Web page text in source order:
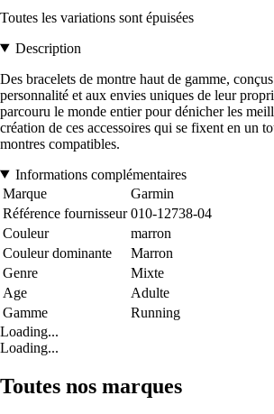
Toutes les variations sont épuisées
Description
Des bracelets de montre haut de gamme,
personnalité et aux envies uniques de leur
parcouru le monde entier pour dénicher les
création de ces accessoires qui se fixent en un
montres compatibles.
Informations complémentaires
Marque
Garmin
Référence fournisseur 010-12738-04
Couleur
marron
Couleur dominante
Marron
Genre
Mixte
Age
Adulte
Gamme
Running
Loading...
Loading...
Toutes nos marques